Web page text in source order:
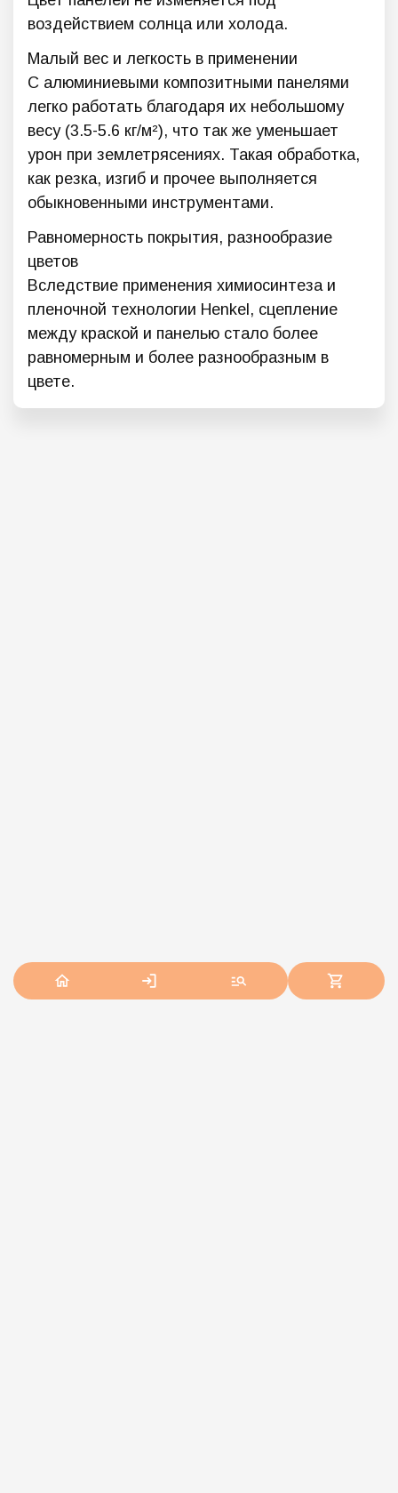
воздействием солнца или холода.
Малый вес и легкость в применении
С алюминиевыми композитными панелями
легко работать благодаря их небольшому
весу (3.5-5.6 кг/м²), что так же уменьшает
урон при землетрясениях. Такая обработка,
как резка, изгиб и прочее выполняется
обыкновенными инструментами.
Равномерность покрытия, разнообразие
цветов
Вследствие применения химиосинтеза и
пленочной технологии Henkel, сцепление
между краской и панелью стало более
равномерным и более разнообразным в
цвете.